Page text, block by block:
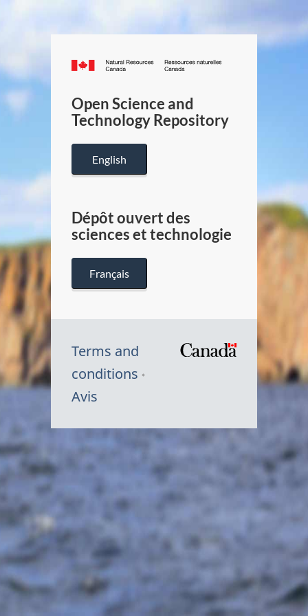
Canada.ca
/
Canada
Open Science and
Technology Repository
English
Dépôt ouvert des
sciences et technologie
Français
Terms and
conditions
Avis
Symbole
Canada